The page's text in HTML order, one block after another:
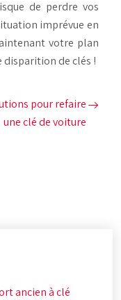
de perdre vos
imprévue en
votre plan
disparition de clés !
pour refaire
une clé de voiture
ancien à clé